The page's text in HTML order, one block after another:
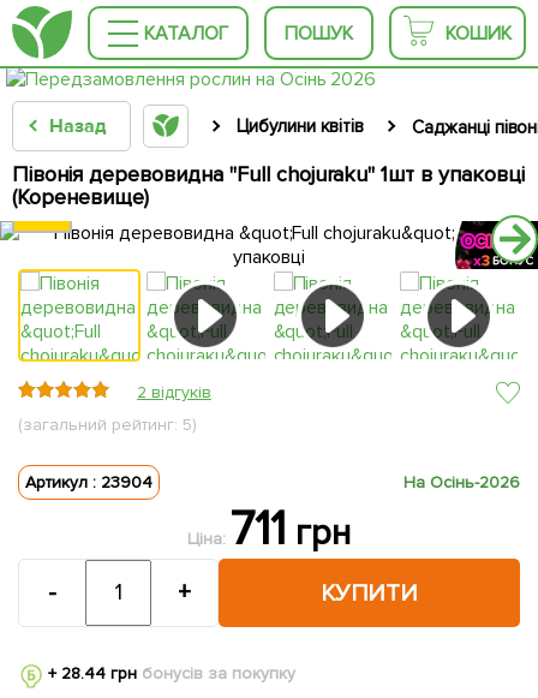
КАТАЛОГ ПОШУК КОШИК
Назад Цибулини квітів Саджанці
Півонія деревовидна "Full chojuraku" 1шт в упаковці
(Кореневище)
2 відгуків
(загальний рейтинг: 5)
Артикул : 23904 На Осінь-2026
Ціна: 711 грн
КУПИТИ
- +
+ 28.44 грнбонусів за покупку